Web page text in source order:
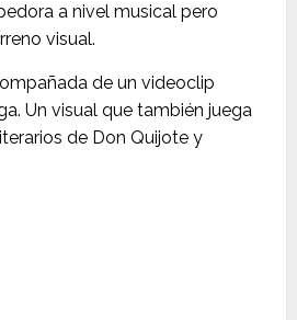
a nivel musical pero
visual.
de un videoclip
Un visual que también juega
de Don Quijote y